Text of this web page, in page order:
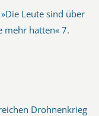
Leute sind über
mehr hatten« 7.
Drohnenkrieg